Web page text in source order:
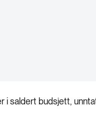
i saldert budsjett,